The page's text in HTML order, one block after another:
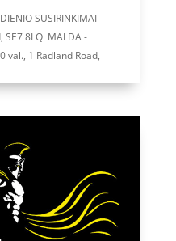
SUSIRINKIMAI -
SE7 8LQ MALDA -
1 Radland Road,